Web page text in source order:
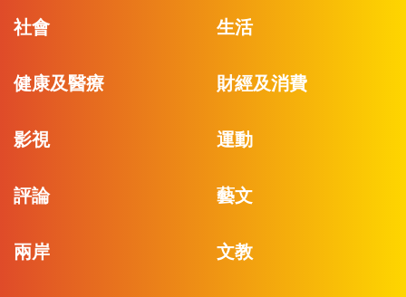
社會 生活
健康及醫療 財經及消費
影視 運動
評論 藝文
兩岸 文教